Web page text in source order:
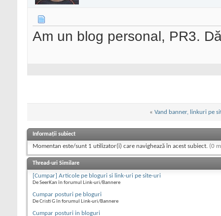
Am un blog personal, PR3.
« Vand banner, linkuri pe
Informații subiect
Momentan este/sunt 1 utilizator(i) care navighează în acest subiect. (0
Thread-uri Similare
[Cumpar] Articole pe bloguri si link-uri pe site-uri
De SeerKan în forumul Link-uri/Bannere
Cumpar posturi pe bloguri
De Cristi G în forumul Link-uri/Bannere
Cumpar posturi in bloguri